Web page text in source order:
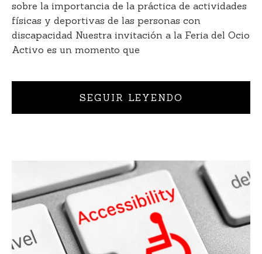
sobre la importancia de la práctica de actividades
físicas y deportivas de las personas con
discapacidad Nuestra invitación a la Feria del Ocio
Activo es un momento que
SEGUIR LEYENDO